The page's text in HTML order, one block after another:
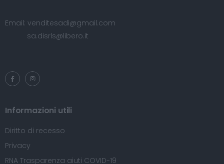
Email: venditesadi@gmail.com
sa.disrls@libero.it
Informazioni utili
Diritto di recesso
Privacy
RNA Trasparenza aiuti COVID-19